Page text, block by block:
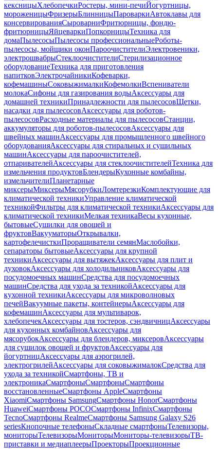
кексницыХлебопечкиРостеры, мини-печиЙогуртницы,
мороженицыФризерыБлинницыПароваркиАвтоклавы для
консервированияСыроварниФритюрницы, фондю-
фритюрницыЯйцеваркиПопкорницыТехника для
домаПылесосыПылесосы профессиональныеРоботы-
пылесосы, мойщики оконПароочистителиЭлектровеники,
электрошвабрыСтеклоочистителиСтерилизационное
оборудованиеТехника для приготовления
напитковЭлектрочайникиКофеварки,
кофемашиныСоковыжималкиКофемолкиВспениватели
молокаСифоны для газирования водыАксессуары для
домашней техникиПринадлежности для пылесосовЩетки,
насадки для пылесосовАксессуары для роботов-
пылесосовРасходные материалы для пылесосовСтанции,
аккумуляторы для роботов-пылесосовАксессуары для
швейных машинАксессуары для промышленного швейного
оборудованияАксессуары для стиральных и сушильных
машинАксессуары для пароочистителей,
отпаривателейАксессуары для стеклоочистителейТехника для
измельчения продуктовБлендерыКухонные комбайны,
измельчителиПланетарные
миксерыМиксерыМясорубкиЛомтерезкиКомплектующие для
климатической техникиУправление климатической
техникойФильтры для климатической техникиАксессуары для
климатической техникиМелкая техникаВесы кухонные,
бытовыеСушилки для овощей и
фруктовВакууматорыОткрывалки,
картофелечисткиПроращиватели семянМаслобойки,
сепараторы бытовыеАксессуары для крупной
техникиАксессуары для вытяжекАксессуары для плит и
духовокАксессуары для холодильниковАксессуары для
посудомоечных машинСредства для посудомоечных
машинСредства для ухода за техникойАксессуары для
кухонной техникиАксессуары для микроволновых
печейВакуумные пакеты, контейнерыАксессуары для
кофемашинАксессуары для мультиварок,
хлебопечекАксессуары для тостеров, сэндвичницАксессуары
для кухонных комбайновАксессуары для
мясорубокАксессуары для блендеров, миксеровАксессуары
для сушилок овощей и фруктовАксессуары для
йогуртницАксессуары для аэрогрилей,
электрогрилейАксессуары для соковыжималокСредства для
ухода за техникойСмартфоны, ТВ и
электроникаСмартфоныСмартфоныСмартфоны
восстановленныеСмартфоны AppleСмартфоны
XiaomiСмартфоны SamsungСмартфоны HonorСмартфоны
HuaweiСмартфоны POCOСмартфоны InfinixСмартфоны
TecnoСмартфоны RealmeСмартфоны Samsung Galaxy S26
seriesКнопочные телефоныСкладные смартфоныТелевизоры,
мониторыТелевизорыМониторыМониторы-телевизорыТВ-
приставки и медиаплеерыПроекторыПроекционные